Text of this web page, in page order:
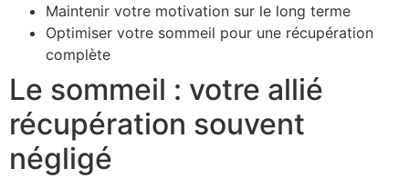
Maintenir votre motivation sur le long terme
Optimiser votre sommeil pour une récupération
complète
Le sommeil : votre allié
récupération souvent
négligé